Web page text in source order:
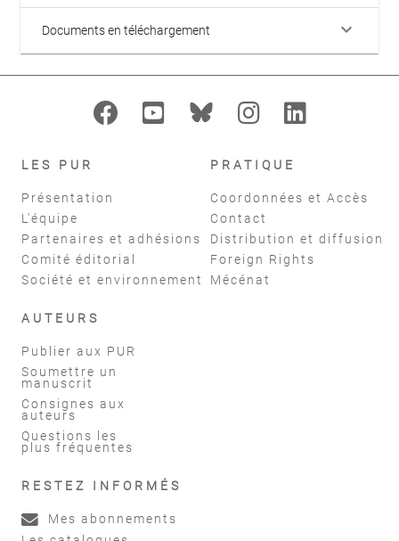
Documents en téléchargement keyboard_arrow_down
LES PUR
Présentation
L'équipe
Partenaires et adhésions
Comité éditorial
Société et environnement
PRATIQUE
Coordonnées et Accès
Contact
Distribution et diffusion
Foreign Rights
Mécénat
AUTEURS
Publier aux PUR
Soumettre un
manuscrit
Consignes aux
auteurs
Questions les
plus fréquentes
RESTEZ INFORMÉS
Mes abonnements